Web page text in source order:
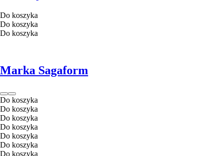
Do koszyka
Do koszyka
Do koszyka
Marka Sagaform
Do koszyka
Do koszyka
Do koszyka
Do koszyka
Do koszyka
Do koszyka
Do koszyka